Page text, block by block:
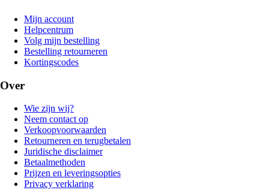
Mijn account
Helpcentrum
Volg mijn bestelling
Bestelling retourneren
Kortingscodes
Over
Wie zijn wij?
Neem contact op
Verkoopvoorwaarden
Retourneren en terugbetalen
Juridische disclaimer
Betaalmethoden
Prijzen en leveringsopties
Privacy verklaring